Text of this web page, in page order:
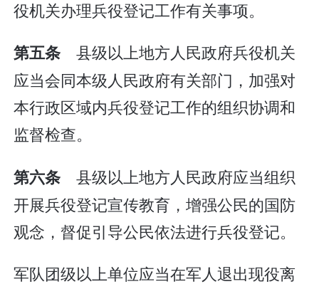
役机关办理兵役登记工作有关事项。
第五条县级以上地方人民政府兵役机关
应当会同本级人民政府有关部门，加强对
本行政区域内兵役登记工作的组织协调和
监督检查。
第六条县级以上地方人民政府应当组织
开展兵役登记宣传教育，增强公民的国防
观念，督促引导公民依法进行兵役登记。
军队团级以上单位应当在军人退出现役离